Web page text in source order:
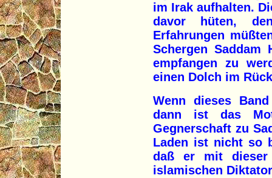
im Irak aufhalten.
davor hüten,
Erfahrungen
Schergen Saddam
empfangen zu
einen Dolch im
Wenn dieses
dann ist das
Gegnerschaft zu
Laden ist nicht so
daß er mit dieser
islamischen